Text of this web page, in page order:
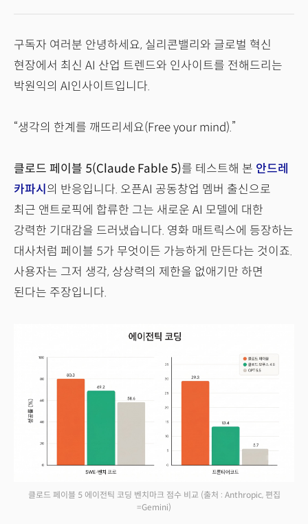
구독자 여러분 안녕하세요, 실리콘밸리와 글로벌 혁신
현장에서 최신 AI 산업 트렌드와 인사이트를 전해드리는
박원익의 AI인사이트입니다.
“생각의 한계를 깨뜨리세요(Free your mind).”
클로드 페이블 5(Claude Fable 5)를 테스트해 본 안드레
카파시 의 반응입니다. 오픈AI 공동창업 멤버 출신으로
최근 앤트로픽에 합류한 그는 새로운 AI 모델에 대한
강력한 기대감을 드러냈습니다. 영화 매트릭스에 등장하는
대사처럼 페이블 5가 무엇이든 가능하게 만든다는 것이죠.
사용자는 그저 생각, 상상력의 제한을 없애기만 하면
된다는 주장입니다.
클로드 페이블 5 에이전틱 코딩 벤치마크 점수 비교 (출처 : Anthropic, 편집
=Gemini)